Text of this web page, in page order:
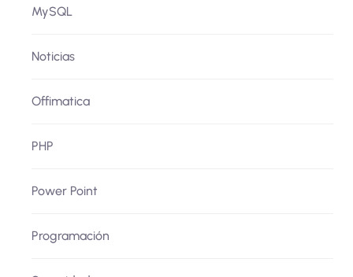
MySQL
Noticias
Offimatica
PHP
Power Point
Programación